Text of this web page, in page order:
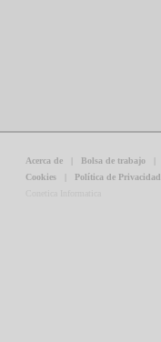
Acerca de Bolsa de trabajo
Cookies
Política de Privacidad